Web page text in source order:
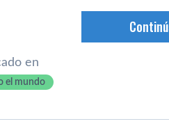
en
el mundo